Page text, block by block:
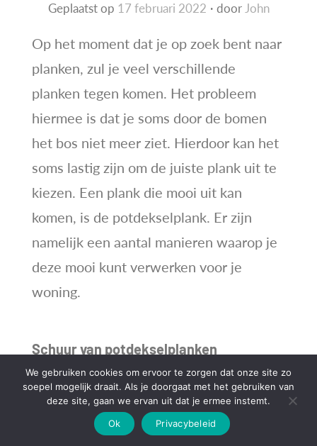
Geplaatst op 17 februari 2022 doorJohn
Op het moment dat je op zoek bent naar
planken, zul je veel verschillende
planken tegen komen. Het probleem
hiermee is dat je soms door de bomen
het bos niet meer ziet. Hierdoor kan het
soms lastig zijn om de juiste plank uit te
kiezen. Een plank die mooi uit kan
komen, is de potdekselplank. Er zijn
namelijk een aantal manieren waarop je
deze mooi kunt verwerken voor je
woning.
Schuur van potdekselplanken
Potdekselplanken zijn planken die je op
een specifieke manier over elkaar heen
kunt plaatsen. Hierdoor krijg je een soort
We gebruiken cookies om ervoor te zorgen dat onze site zo
soepel mogelijk draait. Als je doorgaat met het gebruiken van
deze site, gaan we ervan uit dat je ermee instemt.
Ok
Privacybeleid